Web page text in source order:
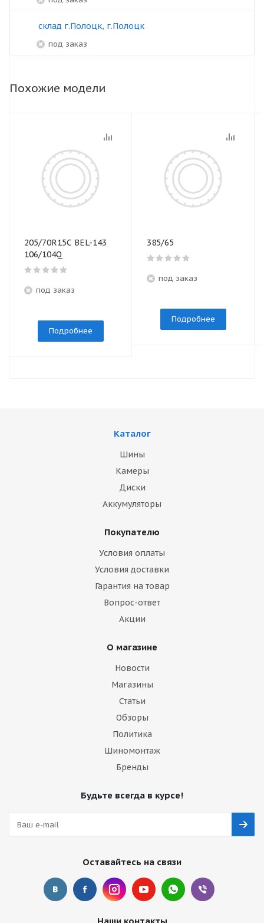
склад г.Полоцк, г.Полоцк
под заказ
Похожие модели
205/70R15C BEL-143
106/104Q
под заказ
Подробнее
385/65
под заказ
Подробнее
Каталог
Шины
Камеры
Диски
Аккумуляторы
Покупателю
Условия оплаты
Условия доставки
Гарантия на товар
Вопрос-ответ
Акции
О магазине
Новости
Магазины
Статьи
Обзоры
Политика
Шиномонтаж
Бренды
Будьте всегда в курсе!
Оставайтесь на связи